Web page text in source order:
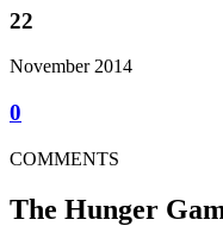
22
November 2014
0
COMMENTS
The Hunger